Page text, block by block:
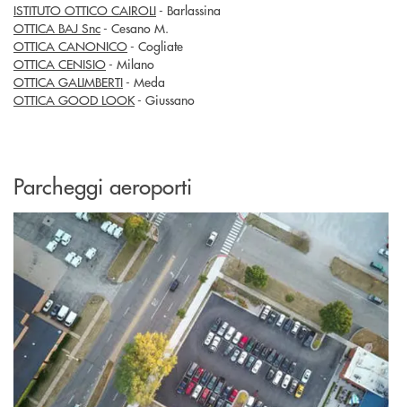
ISTITUTO OTTICO CAIROLI- Barlassina
OTTICA BAJ Snc- Cesano M.
OTTICA CANONICO- Cogliate
OTTICA CENISIO- Milano
OTTICA GALIMBERTI- Meda
OTTICA GOOD LOOK- Giussano
Parcheggi aeroporti